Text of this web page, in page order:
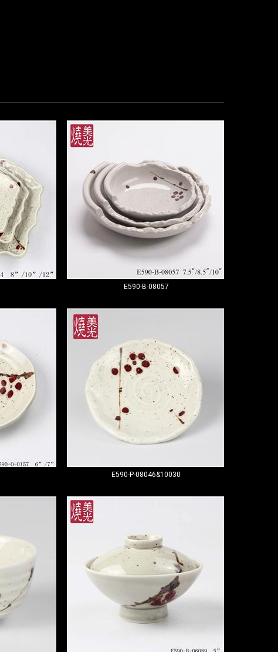
E590-B-08057
E590-P-08046&10030